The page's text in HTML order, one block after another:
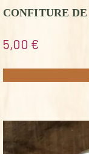
CONFITURE
5,00 €